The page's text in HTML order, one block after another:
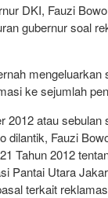
DKI, Fauzi
gubernur soal
mengeluarkan
ke sejumlah
2012 atau
dilantik, Fauzi
Tahun 2012
Pantai Utara
terkait